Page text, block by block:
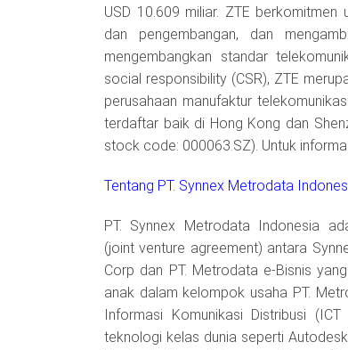
USD 10.609 miliar. ZTE
dan pengembangan, dan
mengembangkan standar
social responsibility (CSR), ZTE
perusahaan manufaktur
terdaftar baik di Hong Kong dan
stock code: 000063.SZ). Untuk
Tentang PT. Synnex Metrodata
PT. Synnex Metrodata Indonesia
(joint venture agreement) antara
Corp dan PT. Metrodata e-Bisnis
anak dalam kelompok usaha PT.
Informasi Komunikasi Distribusi
teknologi kelas dunia seperti